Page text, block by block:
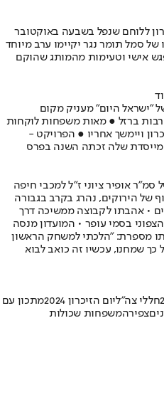
ללוחם שנפל בשבעה באוקטובר
סמל תומר נגר יקיימו ערב מיוחד
אישי וטעימות מהמותג שהוקם
"ישראל היום" מעניק מקום
ברזל ● מאות משפחות לוקחות
ויימשך אחריו ● הפרויקט -
שלה זכתה השנה בפרס
אופיר ציוני ז"ל למכבי חיפה
של הירוקים, נהרג בקרב בגבורה
• אהבתו לקבוצה ממשיכה דרך
בסמי עופר • המועדון מנסה
מספרת: "הלכתי למשחק הראשון
זה היה דרבי וניצחנו 1:5. כל כך שמחנו, עכשיו זה כואב לבוא
חללי צה"ליום הזיכרון 2024
מתכון עם
צפירהמשפחות שכולות